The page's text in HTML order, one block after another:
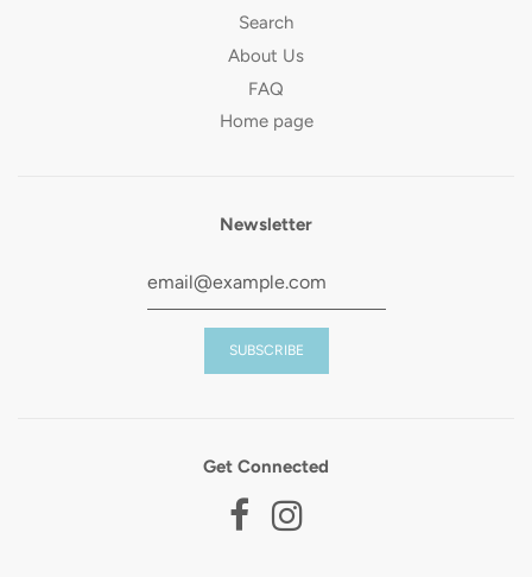
Search
About Us
FAQ
Home page
Newsletter
Get Connected